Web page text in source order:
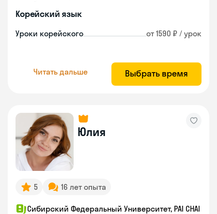
Корейский язык
Уроки корейского от 1590 ₽ / урок
Читать дальше Выбрать время
Юлия
5 16 лет опыта
Сибирский Федеральный Университет, PAI CHAI